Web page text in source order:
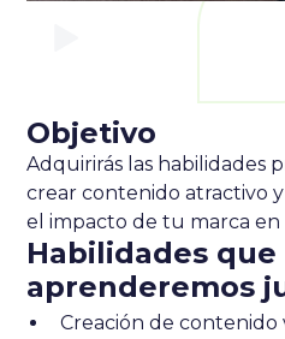
Objetivo
Adquirirás las habilidades
crear contenido atractivo
el impacto de tu marca en
Habilidades que
aprenderemos
Creación de contenido